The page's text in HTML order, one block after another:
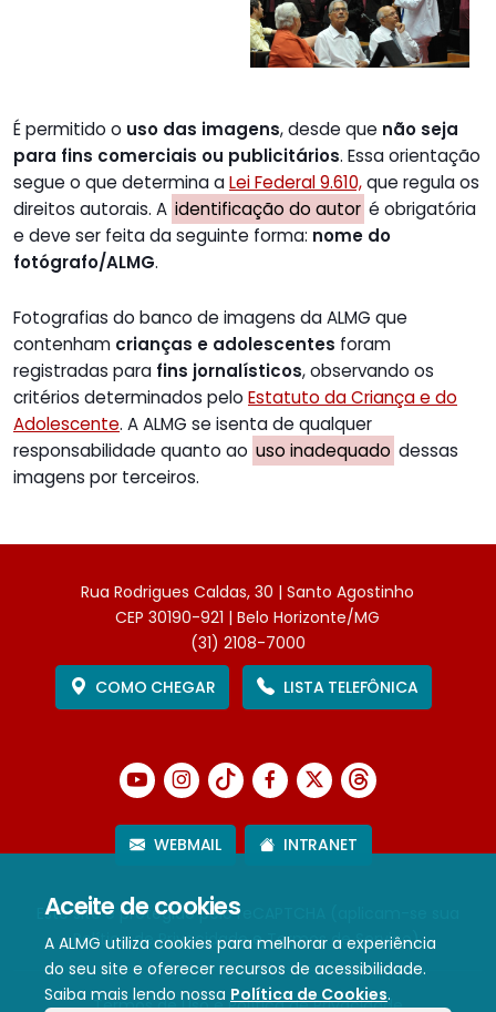
Aceite de cookies
A ALMG utiliza cookies para melhorar a experiência
do seu site e oferecer recursos de acessibilidade.
Saiba mais lendo nossa Política de Cookies.
É permitido o uso das imagens, desde que não seja
para fins comerciais ou publicitários. Essa orientação
segue o que determina aLei Federal 9.610,que regula os
direitos autorais. A identificação do autor é obrigatória
e deve ser feita da seguinte forma: nome do
fotógrafo/ALMG.
Fotografias do banco de imagens da ALMG que
contenham crianças e adolescentes foram
registradas para fins jornalísticos, observando os
critérios determinados pelo Estatuto da Criança e do
Adolescente. A ALMG se isenta de qualquer
responsabilidade quanto ao uso inadequado dessas
imagens por terceiros.
Rua Rodrigues Caldas, 30 | Santo Agostinho
CEP 30190-921 | Belo Horizonte/MG
(31) 2108-7000
COMO CHEGAR
LISTA TELEFÔNICA
WEBMAIL INTRANET
Este site é protegido pelo reCAPTCHA (aplicam-se sua
Política de PrivacidadeeTermos de Serviço).
Termos de Uso e Política de Privacidade